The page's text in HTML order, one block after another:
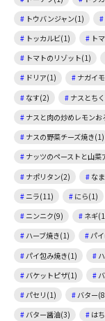
トウバンジャン(1)
トッカルビ(1)
ト
トマトのリゾット(1)
ドリア(1)
ナガイ
なす(2)
ナスとち
ナスと肉の炒めレモン
ナスの野菜チーズ焼き(1)
ナッツのペーストと山
ナポリタン(2)
な
ニラ(11)
にら(1)
ニンニク(9)
ネギ
ハーブ焼き(1)
パ
パイ包み焼き(1)
バケットピザ(1)
パセリ(1)
バター
バター醤油(3)
は